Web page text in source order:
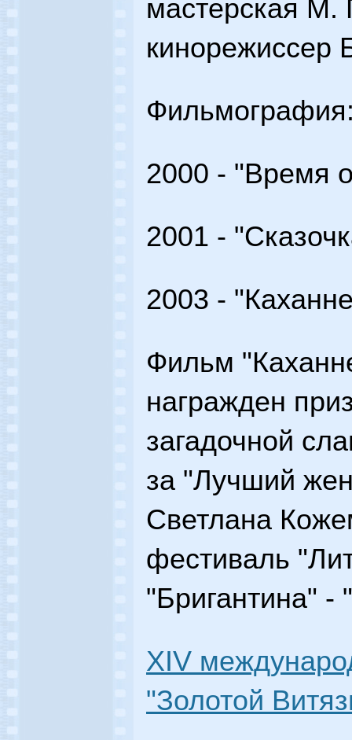
мастерская М.
кинорежиссер
2000 - "Время
2001 -
2003 -
Фильм
награжден
загадочной
за "Лучший
Светлана
фестиваль
"Бригантина"
XIV
"Золотой